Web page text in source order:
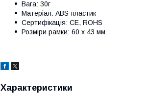
Вага: 30г
Матеріал: ABS-пластик
Сертифікація: CE, ROHS
Розміри рамки: 60 х 43 мм
Характеристики